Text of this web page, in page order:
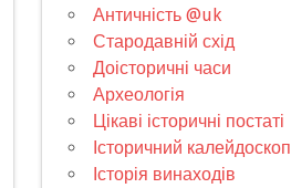
Античність @uk
Стародавній схід
Доісторичні часи
Археологія
Цікаві історичні постаті
Історичний калейдоскоп
Історія винаходів